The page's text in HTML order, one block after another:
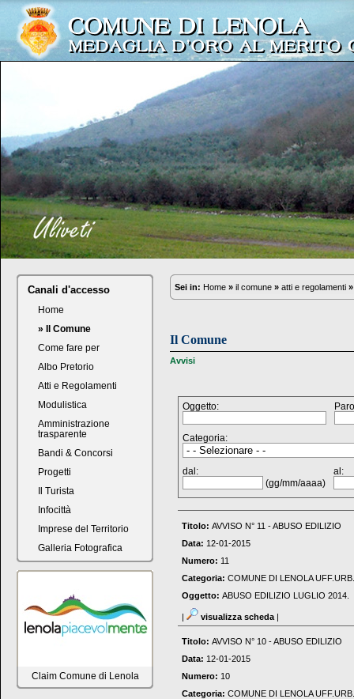
Canali d'accesso
Home
» Il Comune
Come fare per
Albo Pretorio
Atti e Regolamenti
Modulistica
Amministrazione
trasparente
Bandi & Concorsi
Progetti
Il Turista
Infocittà
Imprese del Territorio
Galleria Fotografica
Claim Comune di Lenola
Sei in: Home » il comune » atti e regolamenti »
Il Comune
Avvisi
Oggetto:
Categoria:
dal:
(gg/mm/aaaa)
al:
Titolo: AVVISO N° 11 - ABUSO EDILIZIO
Data: 12-01-2015
Numero: 11
Categoria: COMUNE DI LENOLA UFF.URB.
Oggetto: ABUSO EDILIZIO LUGLIO 2014.
| visualizza scheda |
Titolo: AVVISO N° 10 - ABUSO EDILIZIO
Data: 12-01-2015
Numero: 10
Categoria: COMUNE DI LENOLA UFF.URB.